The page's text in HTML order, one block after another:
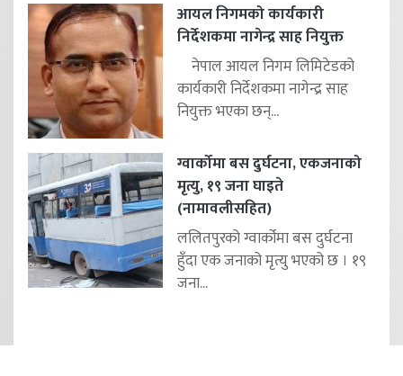
आयल निगमको कार्यकारी
निर्देशकमा नागेन्द्र साह नियुक्त
नेपाल आयल निगम लिमिटेडको
कार्यकारी निर्देशकमा नागेन्द्र साह
नियुक्त भएका छन्...
ग्वार्कोमा बस दुर्घटना, एकजनाको
मृत्यु, १९ जना घाइते
(नामावलीसहित)
ललितपुरको ग्वार्कोमा बस दुर्घटना
हुँदा एक जनाको मृत्यु भएको छ । १९
जना...